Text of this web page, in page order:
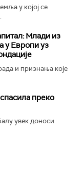
у којој се
Млади из
у Европи уз
и признања које
преко
увек доноси